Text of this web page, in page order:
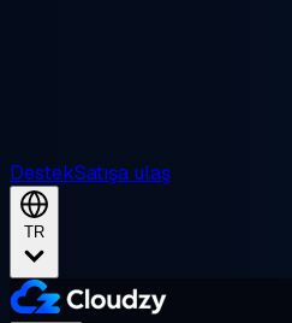
DestekSatışa ulaş
TR